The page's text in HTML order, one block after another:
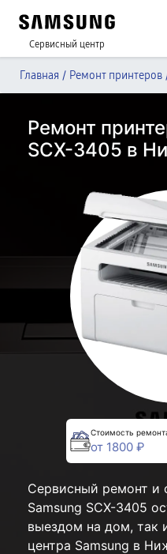
Сервисный центр
Главная / Ремонт принтеров
Ремонт
SCX-3405 в
Стоимость
от 1800 ₽
Сервисный ремонт и
Samsung SCX-3405
выездом на дом, так
центра Samsung в